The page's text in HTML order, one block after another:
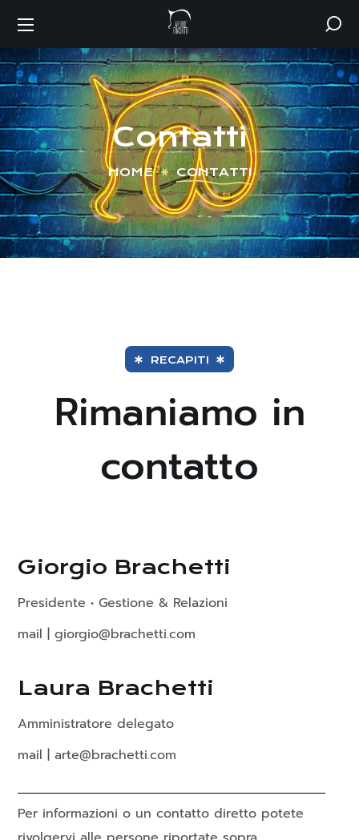
Contatti
HOME CONTATTI
RECAPITI
Rimaniamo in
contatto
Giorgio Brachetti
Presidente • Gestione & Relazioni
mail | giorgio@brachetti.com
Laura Brachetti
Amministratore delegato
mail | arte@brachetti.com
Per informazioni o un contatto diretto potete